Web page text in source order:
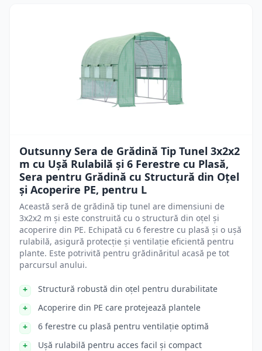
Outsunny Sera de Grădină Tip Tunel 3x2x2
m cu Ușă Rulabilă și 6 Ferestre cu Plasă,
Sera pentru Grădină cu Structură din Oțel
și Acoperire PE, pentru L
Această seră de grădină tip tunel are dimensiuni de
3x2x2 m și este construită cu o structură din oțel și
acoperire din PE. Echipată cu 6 ferestre cu plasă și o ușă
rulabilă, asigură protecție și ventilație eficientă pentru
plante. Este potrivită pentru grădinăritul acasă pe tot
parcursul anului.
Structură robustă din oțel pentru durabilitate
Acoperire din PE care protejează plantele
6 ferestre cu plasă pentru ventilație optimă
Ușă rulabilă pentru acces facil și compact